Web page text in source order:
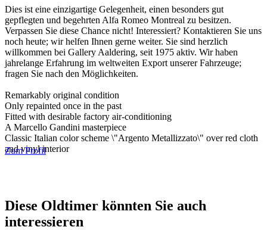
Dies ist eine einzigartige Gelegenheit, einen besonders gut
gepflegten und begehrten Alfa Romeo Montreal zu besitzen.
Verpassen Sie diese Chance nicht! Interessiert? Kontaktieren Sie uns
noch heute; wir helfen Ihnen gerne weiter. Sie sind herzlich
willkommen bei Gallery Aaldering, seit 1975 aktiv. Wir haben
jahrelange Erfahrung im weltweiten Export unserer Fahrzeuge;
fragen Sie nach den Möglichkeiten.
Remarkably original condition
Only repainted once in the past
Fitted with desirable factory air-conditioning
A Marcello Gandini masterpiece
Classic Italian color scheme \"Argento Metallizzato\" over red cloth
and vinyl interior
Zum Profil
Diese Oldtimer könnten Sie auch
interessieren